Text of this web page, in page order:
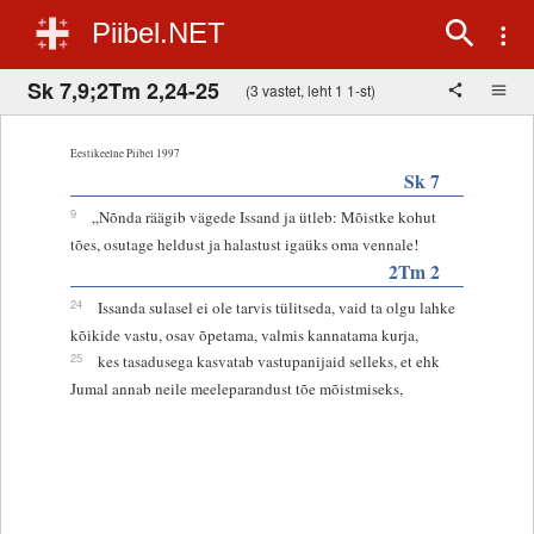
Piibel.NET
Sk 7,9;2Tm 2,24-25 (3 vastet, leht 1 1-st)
Eestikeelne Piibel 1997
Sk 7
9
„Nõnda räägib vägede Issand ja ütleb: Mõistke kohut
tões, osutage heldust ja halastust igaüks oma vennale!
2Tm 2
24
Issanda sulasel ei ole tarvis tülitseda, vaid ta olgu lahke
kõikide vastu, osav õpetama, valmis kannatama kurja,
25
kes tasadusega kasvatab vastupanijaid selleks, et ehk
Jumal annab neile meeleparandust tõe mõistmiseks,